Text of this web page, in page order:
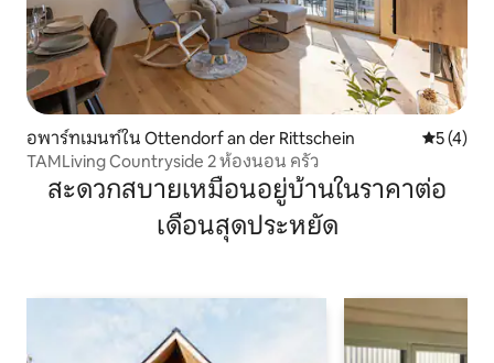
อพาร์ทเมนท์ใน Ottendorf an der Rittschein คะแนนเฉ
5 (4)
TAMLiving Countryside 2 ห้องนอน ครัว
สะดวกสบายเหมือนอยู่บ้านในราคาต่อ
เดือนสุดประหยัด